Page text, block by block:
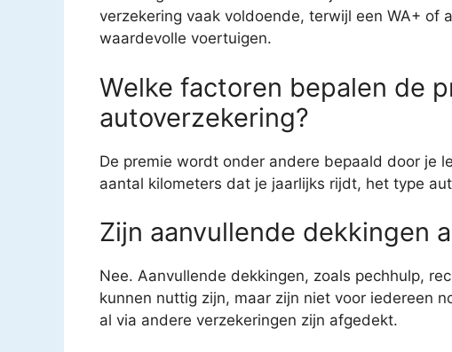
verzekering vaak voldoende, terwijl een WA+ of
waardevolle voertuigen.
Welke factoren bepalen de
autoverzekering?
De premie wordt onder andere bepaald door je
aantal kilometers dat je jaarlijks rijdt, het type
Zijn aanvullende dekkingen
Nee. Aanvullende dekkingen, zoals pechhulp,
kunnen nuttig zijn, maar zijn niet voor iedereen
al via andere verzekeringen zijn afgedekt.